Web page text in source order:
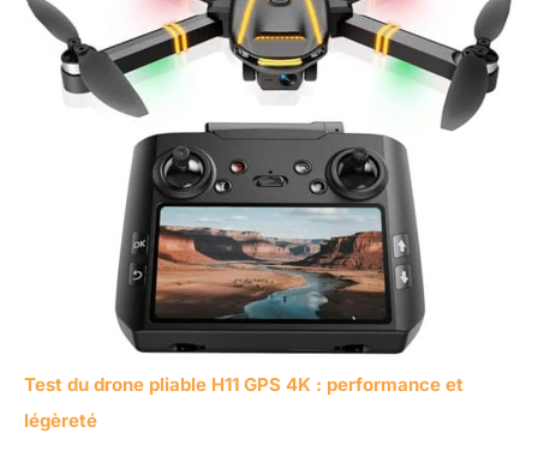
Test du drone pliable H11 GPS 4K : performance et
légèreté